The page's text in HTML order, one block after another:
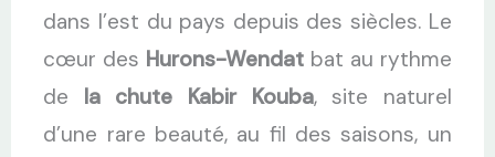
dans l’est du pays depuis des siècles. Le
cœur des Hurons-Wendat bat au rythme
de la chute Kabir Kouba, site naturel
d’une rare beauté, au fil des saisons, un